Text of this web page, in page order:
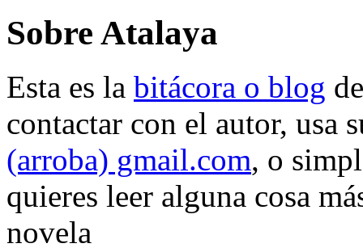
Sobre Atalaya
Esta es la bitácora o blog
contactar con el autor, usa
(arroba) gmail.com, o
quieres leer alguna cosa
novela